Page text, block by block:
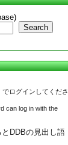
Search
ログインしてくださ
can log in with the
DDBの見出し語